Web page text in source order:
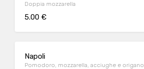
Doppia mozzarella
5.00 €
Napoli
Pomodoro, mozzarella, acciughe e origano